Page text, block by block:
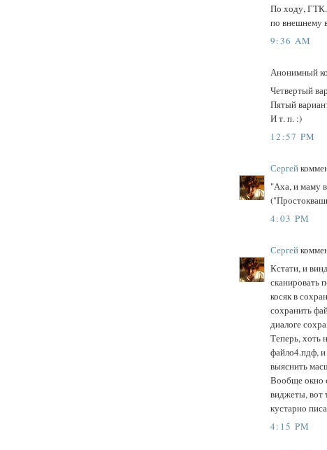
По ходу,
по внешнему
9:36 AM
Анонимный
Четвертый
Пятый
И т. п. :)
12:57 PM
Сергей
"Аха, и маму
4:03 PM
Сергей
Кстати, и
сканировать
косяк в
сохранить
диалоге
Теперь, хоть
файло4.пдф,
выяснить
Вообще окно
виджеты, вот
кустарно
4:15 PM